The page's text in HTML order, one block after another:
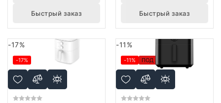
Быстрый заказ Быстрый заказ
-17%
-17%
-11%
-11% ПОД ЗАКАЗ